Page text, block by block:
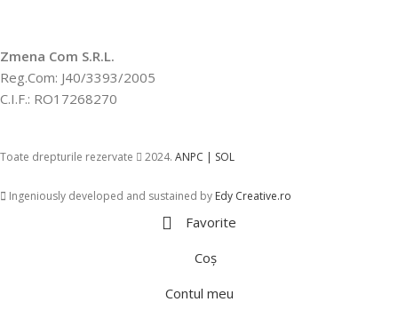
Zmena Com S.R.L.
Reg.Com: J40/3393/2005
C.I.F.: RO17268270
Toate drepturile rezervate 2024. ANPC | SOL
Ingeniously developed and sustained by Edy Creative.ro
Favorite
Coș
Contul meu